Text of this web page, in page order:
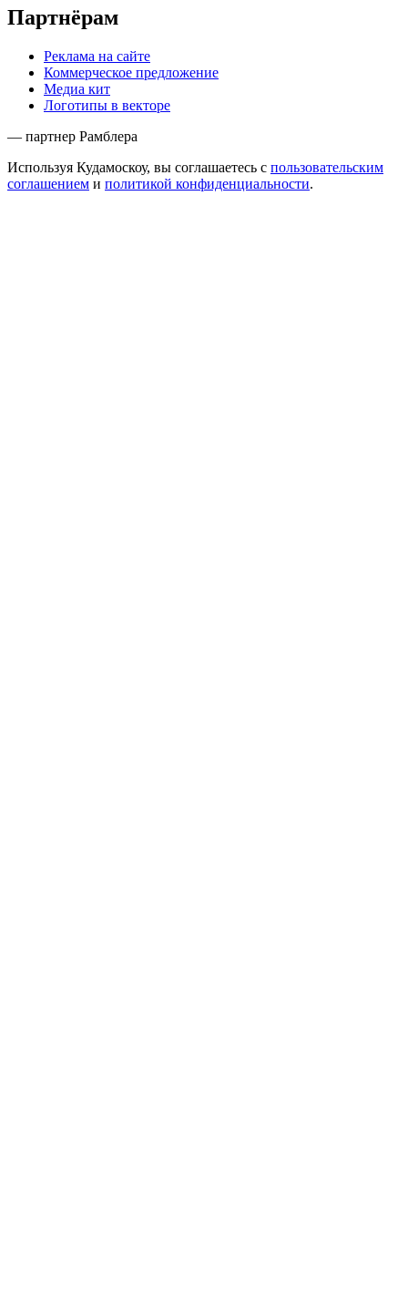
Партнёрам
Реклама на сайте
Коммерческое предложение
Медиа кит
Логотипы в векторе
— партнер Рамблера
Используя Кудамоскоу, вы соглашаетесь с пользовательским
соглашением и политикой конфиденциальности.